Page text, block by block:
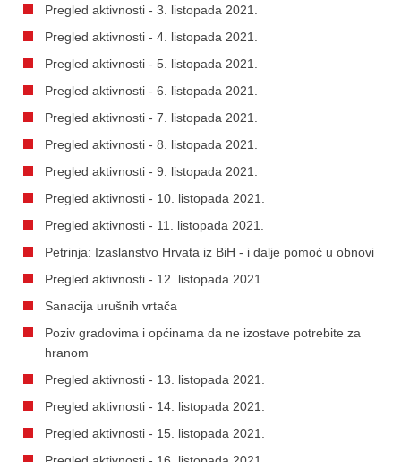
Pregled aktivnosti - 3. listopada 2021.
Pregled aktivnosti - 4. listopada 2021.
Pregled aktivnosti - 5. listopada 2021.
Pregled aktivnosti - 6. listopada 2021.
Pregled aktivnosti - 7. listopada 2021.
Pregled aktivnosti - 8. listopada 2021.
Pregled aktivnosti - 9. listopada 2021.
Pregled aktivnosti - 10. listopada 2021.
Pregled aktivnosti - 11. listopada 2021.
Petrinja: Izaslanstvo Hrvata iz BiH - i dalje pomoć u obnovi
Pregled aktivnosti - 12. listopada 2021.
Sanacija urušnih vrtača
Poziv gradovima i općinama da ne izostave potrebite za
hranom
Pregled aktivnosti - 13. listopada 2021.
Pregled aktivnosti - 14. listopada 2021.
Pregled aktivnosti - 15. listopada 2021.